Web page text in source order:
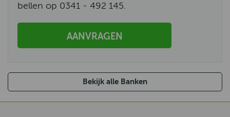
bellen op 0341 - 492 145.
AANVRAGEN
Bekijk alle Banken